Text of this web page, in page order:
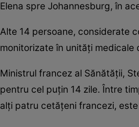
Elena spre Johannesburg, în
Alte 14 persoane, considerate
monitorizate în unități
Ministrul francez al Sănătății,
pentru cel puțin 14 zile. Între
alți patru cetățeni francezi,